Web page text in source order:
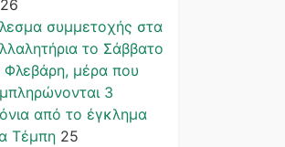
συμμετοχής στα
το Σάββατο
Φλεβάρη, μέρα που
3
από το έγκλημα
Τέμπη 25